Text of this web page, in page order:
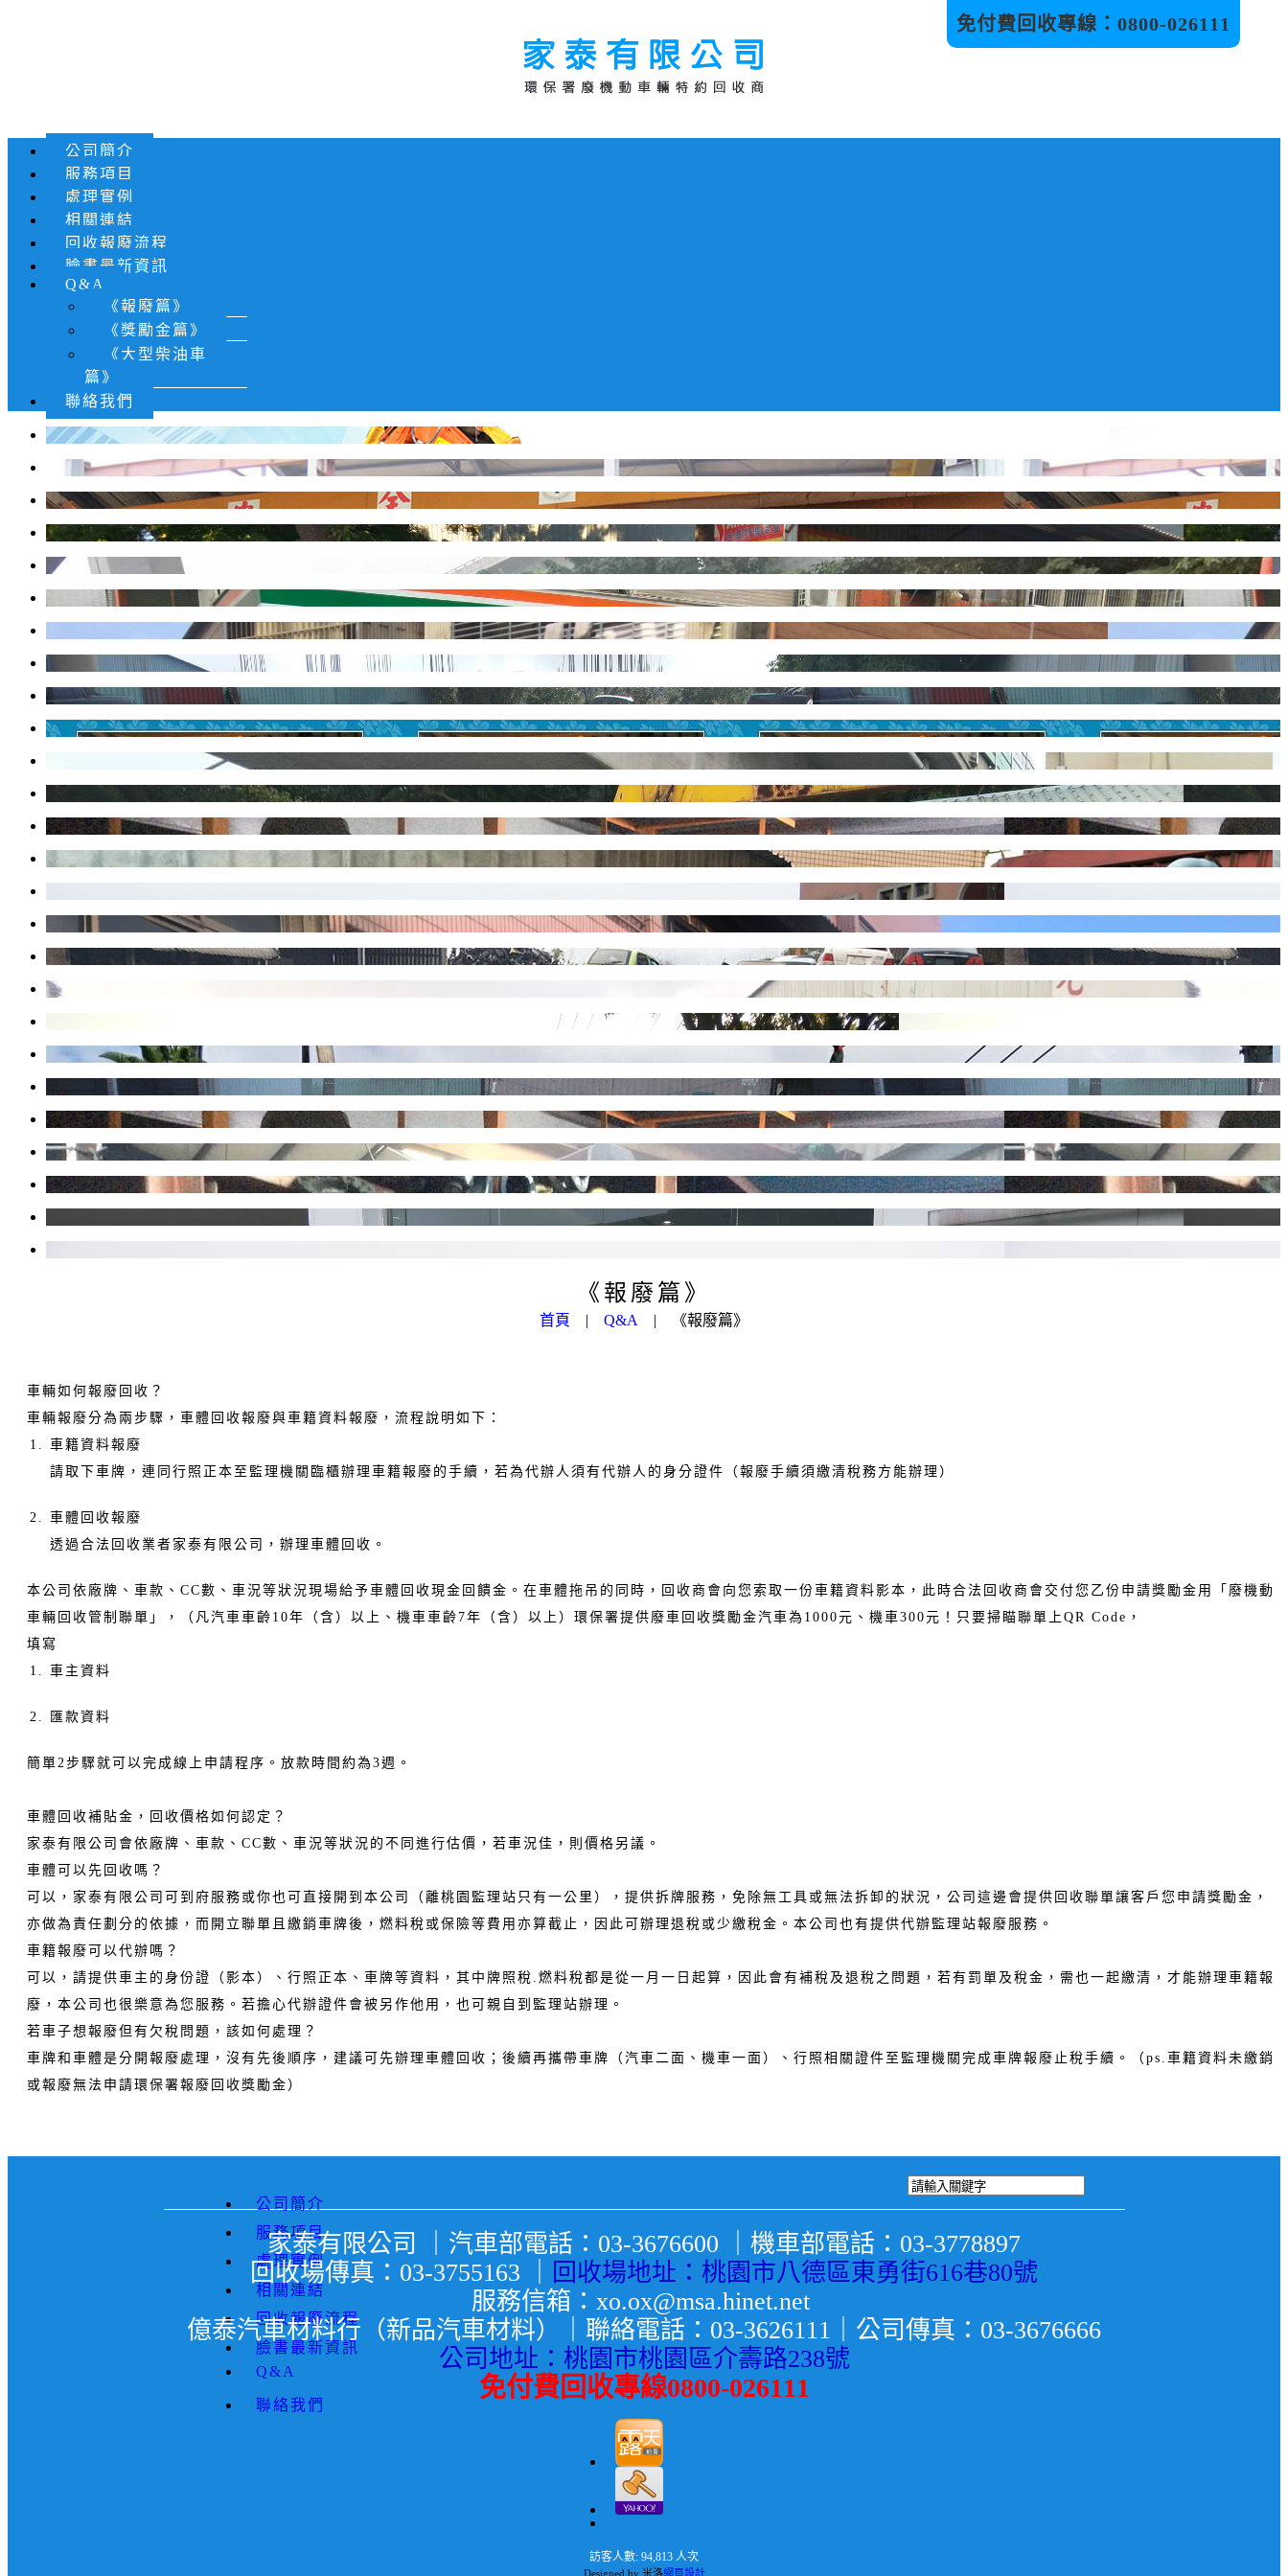
免付費回收專線： 0800-026111
公司簡介
服務項目
處理實例
相關連結
回收報廢流程
臉書最新資訊
Q&A
《報廢篇》
《獎勵金篇》
《大型柴油車
篇》
聯絡我們
《報廢篇》
首頁 | Q&A | 《報廢篇》
車輛如何報廢回收？
車輛報廢分為兩步驟，車體回收報廢與車籍資料報廢，流程說明如下：
車籍資料報廢
請取下車牌，連同行照正本至監理機關臨櫃辦理車籍報廢的手續，若為代辦人須有代辦人的身分證件（報廢手續須繳清稅務方能辦理）
車體回收報廢
透過合法回收業者家泰有限公司，辦理車體回收。
本公司依廠牌、車款、CC數、車況等狀況現場給予車體回收現金回饋金。在車體拖吊的同時，回收商會向您索取一份車籍資料影本，此時合法回收商會交付您乙份申請獎勵金用「廢機動
車輛回收管制聯單」，（凡汽車車齡10年（含）以上、機車車齡7年（含）以上）環保署提供廢車回收獎勵金汽車為1000元、機車300元！只要掃瞄聯單上QR Code，
填寫
車主資料
匯款資料
簡單2步驟就可以完成線上申請程序。放款時間約為3週。
車體回收補貼金，回收價格如何認定？
家泰有限公司會依廠牌、車款、CC數、車況等狀況的不同進行估價，若車況佳，則價格另議。
車體可以先回收嗎？
可以，家泰有限公司可到府服務或你也可直接開到本公司（離桃園監理站只有一公里），提供拆牌服務，免除無工具或無法拆卸的狀況，公司這邊會提供回收聯單讓客戶您申請獎勵金，
亦做為責任劃分的依據，而開立聯單且繳銷車牌後，燃料稅或保險等費用亦算截止，因此可辦理退稅或少繳稅金。本公司也有提供代辦監理站報廢服務。
車籍報廢可以代辦嗎？
可以，請提供車主的身份證（影本）、行照正本、車牌等資料，其中牌照稅.燃料稅都是從一月一日起算，因此會有補稅及退稅之問題，若有罰單及稅金，需也一起繳清，才能辦理車籍報
廢，本公司也很樂意為您服務。若擔心代辦證件會被另作他用，也可親自到監理站辦理。
若車子想報廢但有欠稅問題，該如何處理？
車牌和車體是分開報廢處理，沒有先後順序，建議可先辦理車體回收；後續再攜帶車牌（汽車二面、機車一面）、行照相關證件至監理機關完成車牌報廢止稅手續。（ps.車籍資料未繳銷
或報廢無法申請環保署報廢回收獎勵金）
公司簡介
服務項目
處理實例
相關連結
回收報廢流程
臉書最新資訊
Q&A
聯絡我們
家泰有限公司 ｜汽車部電話：03-3676600 ｜機車部電話：03-3778897
回收場傳真：03-3755163 ｜
回收場地址：桃園市八德區東勇街616巷80號
服務信箱： xo.ox@msa.hinet.net
億泰汽車材料行（新品汽車材料）｜聯絡電話：03-3626111｜公司傳真：03-3676666
公司地址：桃園市桃園區介壽路238號
免付費回收專線0800-026111
訪客人數: 94,813 人次
Designed by 米洛網頁設計